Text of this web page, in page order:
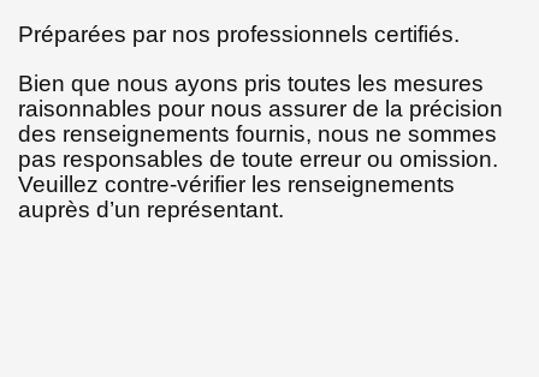
Préparées par nos professionnels certifiés.
Bien que nous ayons pris toutes les mesures
raisonnables pour nous assurer de la précision
des renseignements fournis, nous ne sommes
pas responsables de toute erreur ou omission.
Veuillez contre-vérifier les renseignements
auprès d’un représentant.